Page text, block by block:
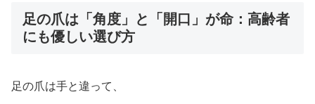
足の爪は「角度」と「開口」が命：高齢者
にも優しい選び方
足の爪は手と違って、